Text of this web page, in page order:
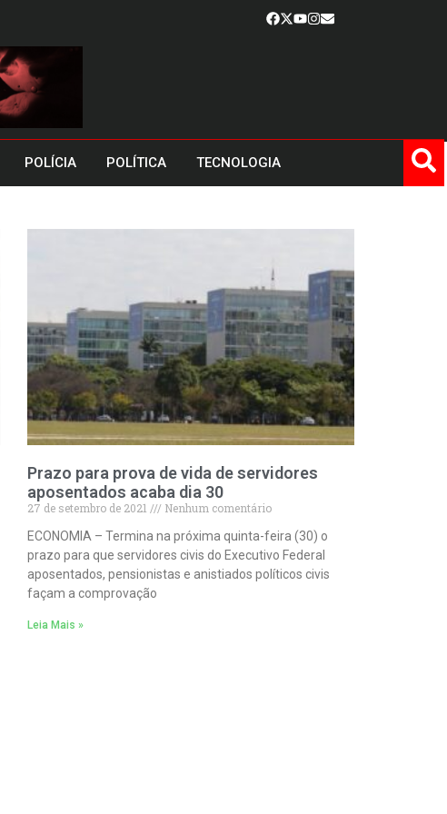
POLÍCIA POLÍTICA TECNOLOGIA
Prazo para prova de vida de servidores
aposentados acaba dia 30
27 de setembro de 2021
Nenhum comentário
ECONOMIA – Termina na próxima quinta-feira (30) o
prazo para que servidores civis do Executivo Federal
aposentados, pensionistas e anistiados políticos civis
façam a comprovação
Leia Mais »